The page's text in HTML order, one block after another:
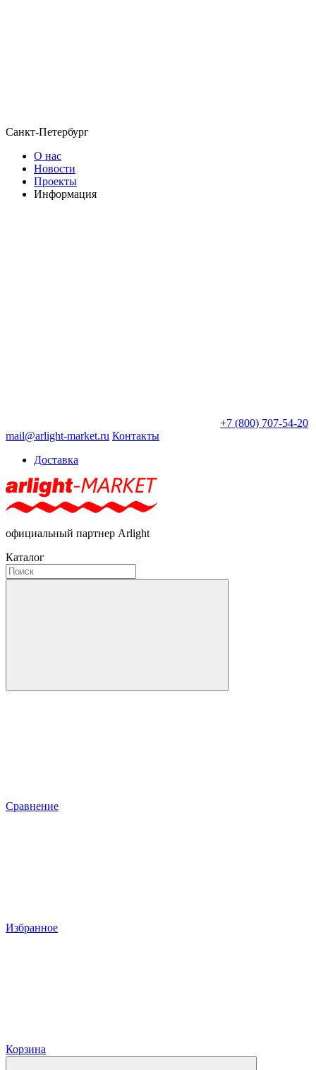
Санкт-Петербург
О нас
Новости
Проекты
Информация
+7 (800) 707-54-20
mail@arlight-market.ru Контакты
Доставка
официальный партнер Arlight
Каталог
Сравнение
Избранное
Корзина